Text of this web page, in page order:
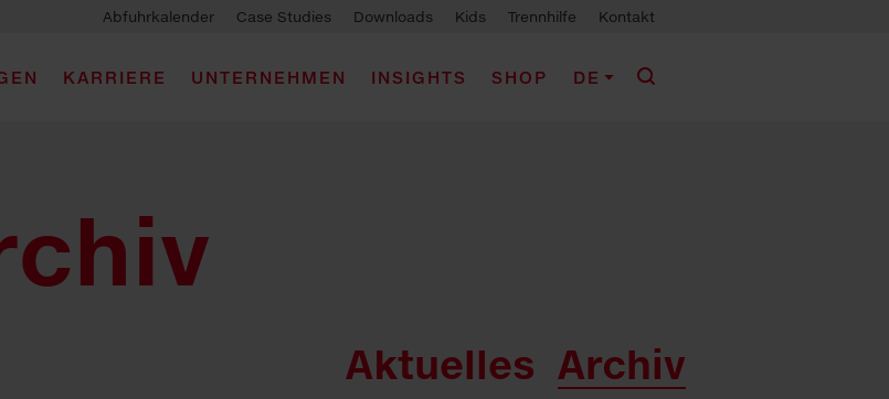
Abfuhrkalender Case Studies Downloads Kids Trennhilfe Kontakt
KARRIERE UNTERNEHMEN INSIGHTS SHOP DE
Aktuelles Archiv